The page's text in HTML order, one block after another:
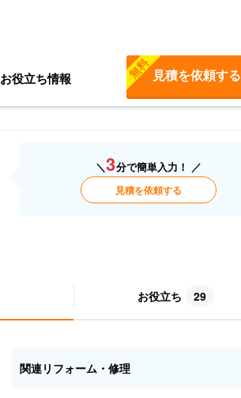
お役立ち情報 見積を依頼する
無料
＼3分で簡単入力！ ／
見積を依頼する
お役立ち 29
関連リフォーム・修理